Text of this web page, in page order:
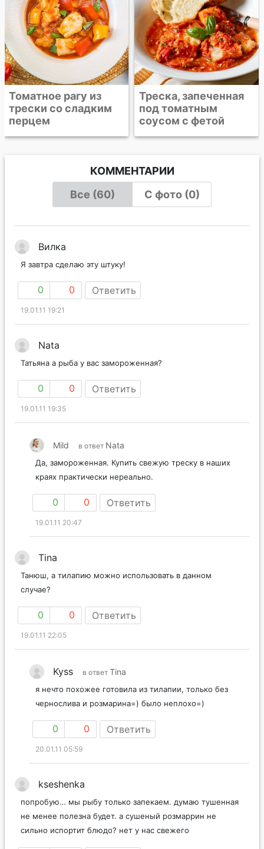
Томатное рагу из
трески со сладким
перцем
Треска, запеченная
под томатным
соусом с фетой
КОММЕНТАРИИ
Все (60)
С фото (0)
Вилка
Я завтра сделаю эту штуку!
0 0 Ответить
19.01.11 19:21
Nata
Татьяна а рыба у вас замороженная?
0 0 Ответить
19.01.11 19:35
Mild в ответ Nata
Да, замороженная. Купить свежую треску в наших
краях практически нереально.
0 0 Ответить
19.01.11 20:47
Tina
Танюш, а тилапию можно использовать в данном
случае?
0 0 Ответить
19.01.11 22:05
Kyss в ответ Tina
я нечто похожее готовила из тилапии, только без
чернослива и розмарина=) было неплохо=)
0 0 Ответить
20.01.11 05:59
kseshenka
попробую… мы рыбу только запекаем. думаю тушенная
не менее полезна будет. а сушеный розмаррин не
сильно испортит блюдо? нет у нас свежего